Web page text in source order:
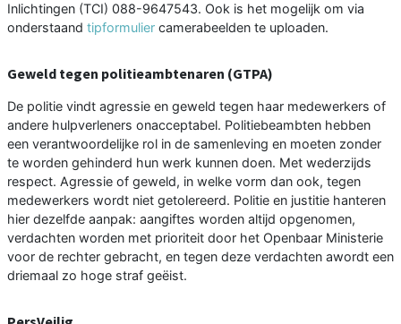
Inlichtingen (TCI) 088-9647543. Ook is het mogelijk om via
onderstaand tipformulier camerabeelden te uploaden.
Geweld tegen politieambtenaren (GTPA)
De politie vindt agressie en geweld tegen haar medewerkers of
andere hulpverleners onacceptabel. Politiebeambten hebben
een verantwoordelijke rol in de samenleving en moeten zonder
te worden gehinderd hun werk kunnen doen. Met wederzijds
respect. Agressie of geweld, in welke vorm dan ook, tegen
medewerkers wordt niet getolereerd. Politie en justitie hanteren
hier dezelfde aanpak: aangiftes worden altijd opgenomen,
verdachten worden met prioriteit door het Openbaar Ministerie
voor de rechter gebracht, en tegen deze verdachten awordt een
driemaal zo hoge straf geëist.